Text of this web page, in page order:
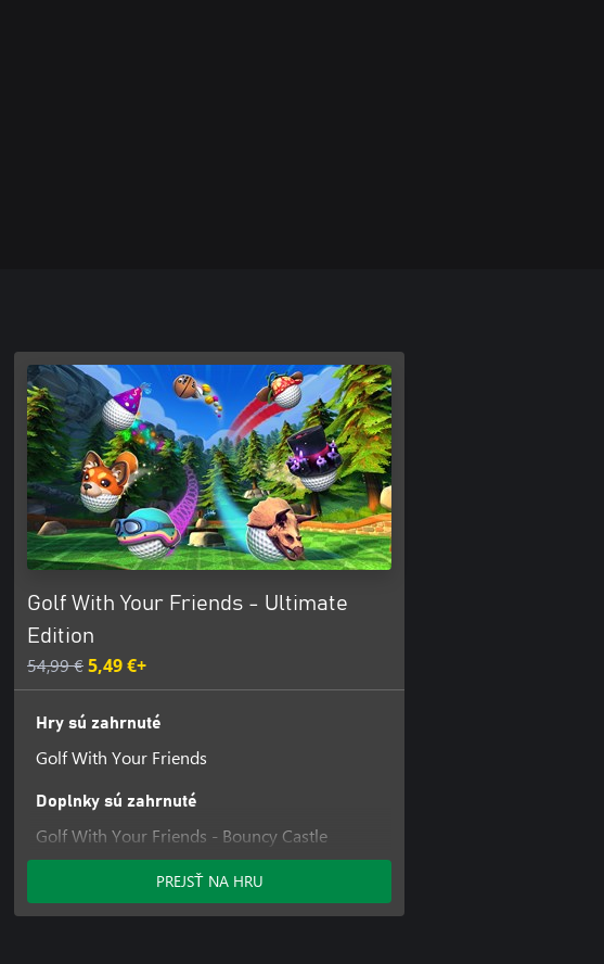
Golf With Your Friends - Ultimate
Edition
54,99 €5,49 €+
Hry sú zahrnuté
Golf With Your Friends
Doplnky sú zahrnuté
Golf With Your Friends - Bouncy Castle
Course
Golf With Your Friends - Corrupted Forest
Course
PREJSŤ NA HRU